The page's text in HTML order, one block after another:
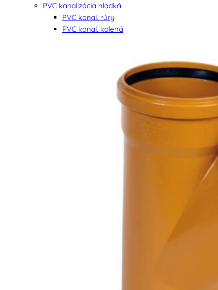
PVC kanalizácia hladká
PVC kanal. rúry
PVC kanal. kolená